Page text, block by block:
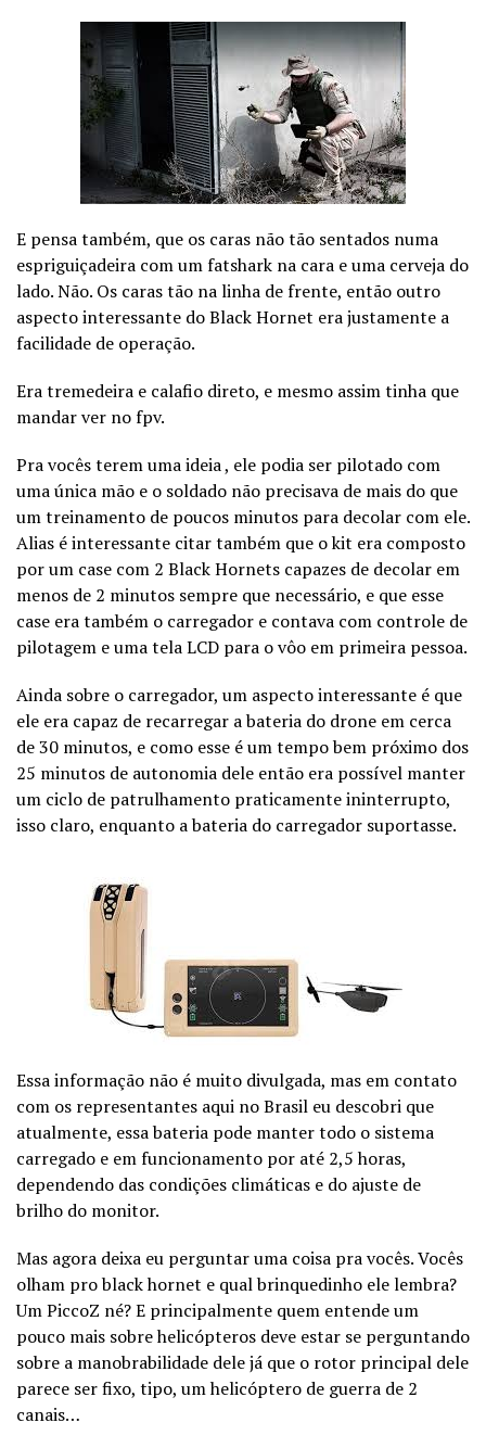
E pensa também, que os caras não tão sentados numa
espriguiçadeira com um fatshark na cara e uma cerveja do
lado. Não. Os caras tão na linha de frente, então outro
aspecto interessante do Black Hornet era justamente a
facilidade de operação.
Era tremedeira e calafio direto, e mesmo assim tinha que
mandar ver no fpv.
Pra vocês terem uma ideia , ele podia ser pilotado com
uma única mão e o soldado não precisava de mais do que
um treinamento de poucos minutos para decolar com ele.
Alias é interessante citar também que o kit era composto
por um case com 2 Black Hornets capazes de decolar em
menos de 2 minutos sempre que necessário, e que esse
case era também o carregador e contava com controle de
pilotagem e uma tela LCD para o vôo em primeira pessoa.
Ainda sobre o carregador, um aspecto interessante é que
ele era capaz de recarregar a bateria do drone em cerca
de 30 minutos, e como esse é um tempo bem próximo dos
25 minutos de autonomia dele então era possível manter
um ciclo de patrulhamento praticamente ininterrupto,
isso claro, enquanto a bateria do carregador suportasse.
Essa informação não é muito divulgada, mas em contato
com os representantes aqui no Brasil eu descobri que
atualmente, essa bateria pode manter todo o sistema
carregado e em funcionamento por até 2,5 horas,
dependendo das condições climáticas e do ajuste de
brilho do monitor.
Mas agora deixa eu perguntar uma coisa pra vocês. Vocês
olham pro black hornet e qual brinquedinho ele lembra?
Um PiccoZ né? E principalmente quem entende um
pouco mais sobre helicópteros deve estar se perguntando
sobre a manobrabilidade dele já que o rotor principal dele
parece ser fixo, tipo, um helicóptero de guerra de 2
canais…